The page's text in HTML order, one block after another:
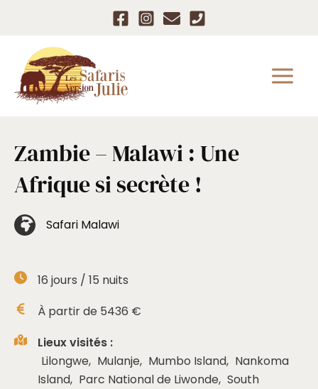
contenu
Zambie – Malawi : Une
Afrique si secrète !
Safari Malawi
16 jours / 15 nuits
À partir de 5436 €
Lieux visités :
Lilongwe, Mulanje, Mumbo Island, Nankoma
Island, Parc National de Liwonde, South